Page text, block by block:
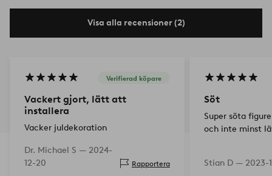
Visa alla recensioner (2)
Verifierad köpare
Vackert gjort, lätt att
installera
Vacker juldekoration
Dr. Michael S — 2024-
12-20
Rapportera
Söt
Super söta
och inte minst
Stian D — 2023-